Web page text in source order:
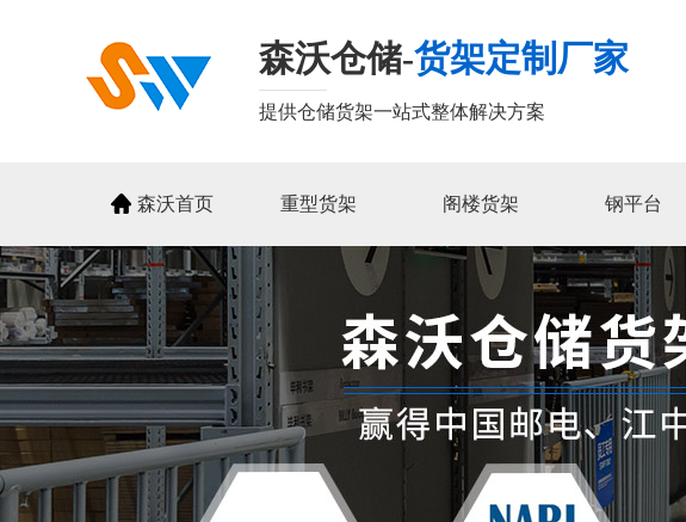
森沃仓储-货架定制厂家
提供仓储货架一站式整体解决方案
森沃首页 重型货架 阁楼货架 钢平台